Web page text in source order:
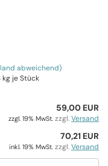
abweichend)
kg je Stück
59,00 EUR
zzgl. 19% MwSt. zzgl.Versand
70,21 EUR
inkl. 19% MwSt. zzgl.Versand